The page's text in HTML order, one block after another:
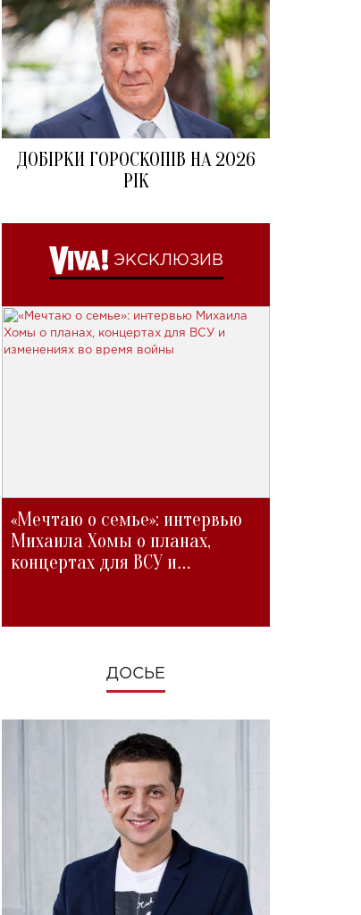
ДОБІРКИ ГОРОСКОПІВ НА 2026
РІК
ЭКСКЛЮЗИВ
«Мечтаю о семье»: интервью
Михаила Хомы о планах,
концертах для ВСУ и
ДОСЬЕ